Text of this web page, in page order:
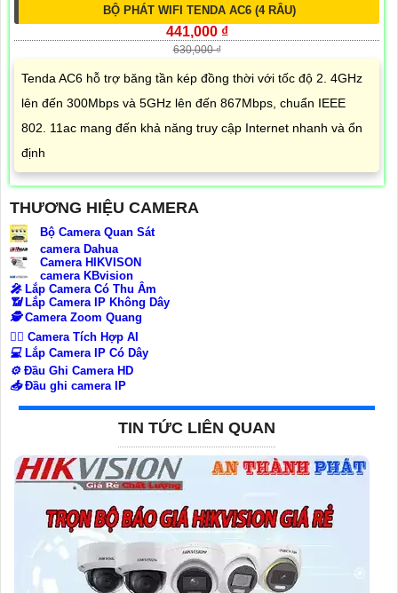
BỘ PHÁT WIFI TENDA AC6 (4 RÂU)
441,000 ₫
630,000 ₫
Tenda AC6 hỗ trợ băng tần kép đồng thời với tốc độ 2. 4GHz
lên đến 300Mbps và 5GHz lên đến 867Mbps, chuẩn IEEE
802. 11ac mang đến khả năng truy cập Internet nhanh và ổn
định
THƯƠNG HIỆU CAMERA
Bộ Camera Quan Sát
camera Dahua
Camera HIKVISON
camera KBvision
️🎤️ Lắp Camera Có Thu Âm
📶 Lắp Camera IP Không Dây
🕵️Camera Zoom Quang
🧛‍♀️ Camera Tích Hợp AI
💻Lắp Camera IP Có Dây
⚙️Đầu Ghi Camera HD
📥Đầu ghi camera IP
TIN TỨC LIÊN QUAN